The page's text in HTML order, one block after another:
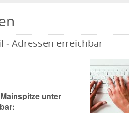
- Adressen erreichbar
unter